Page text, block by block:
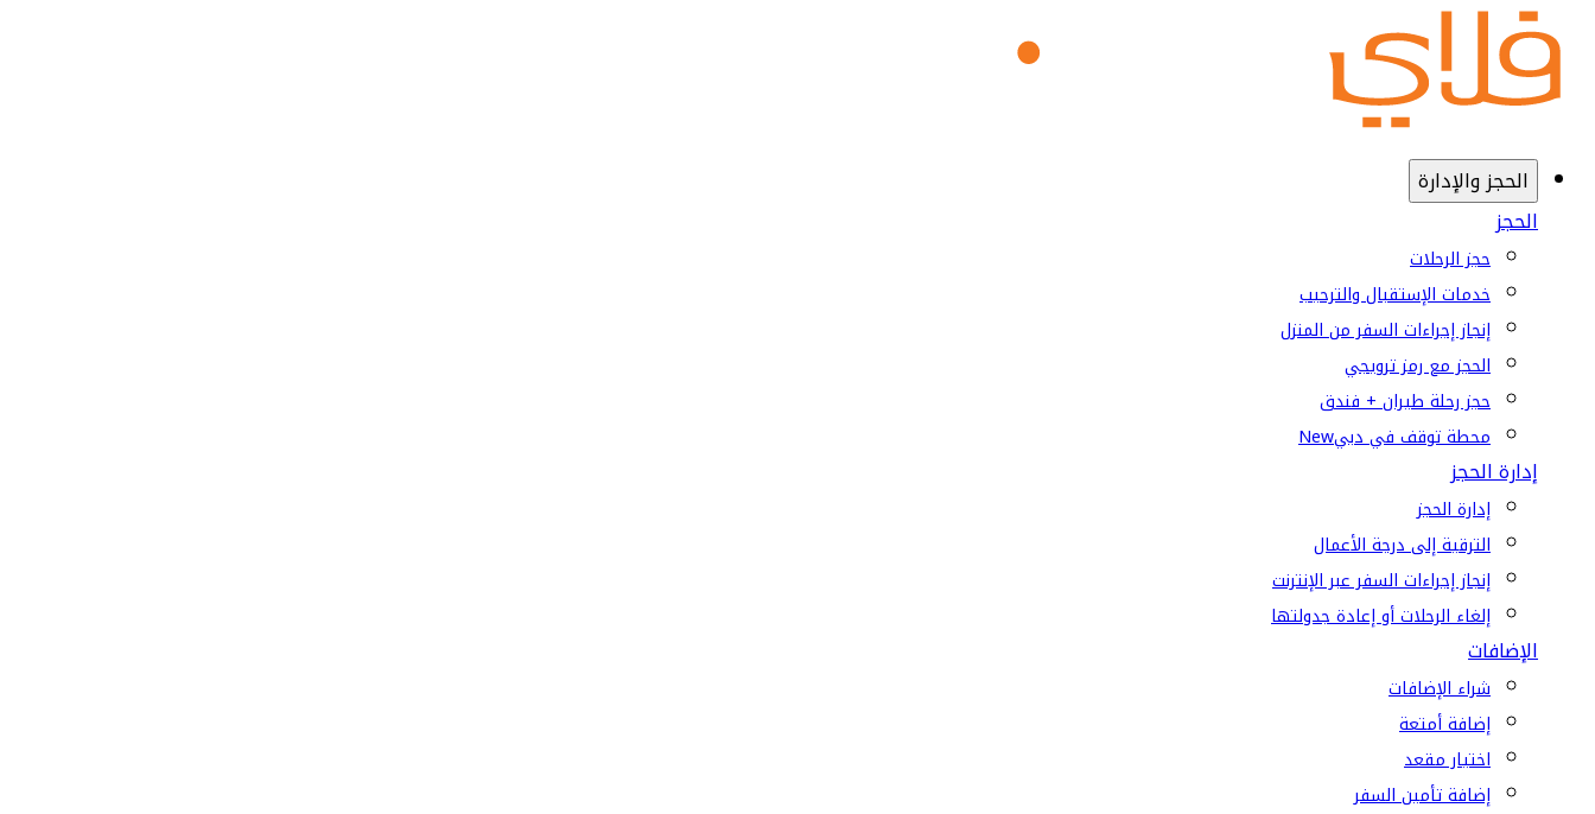
الحجز والإدارة
الحجز
حجز الرحلات
خدمات الإستقبال والترحيب
إنجاز إجراءات السفر من المنزل
الحجز مع رمز ترويجي
حجز رحلة طيران + فندق
محطة توقف في دبيNew
إدارة الحجز
إدارة الحجز
الترقية إلى درجة الأعمال
إنجاز إجراءات السفر عبر الإنترنت
إلغاء الرحلات أو إعادة جدولتها
الإضافات
شراء الإضافات
إضافة أمتعة
اختيار مقعد
إضافة تأمين السفر